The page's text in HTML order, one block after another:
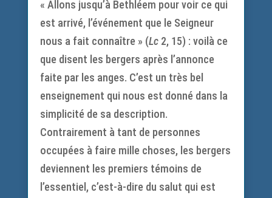
« Allons jusqu’à Bethléem pour voir ce qui
est arrivé, l’événement que le Seigneur
nous a fait connaître » (Lc2, 15) : voilà ce
que disent les bergers après l’annonce
faite par les anges. C’est un très bel
enseignement qui nous est donné dans la
simplicité de sa description.
Contrairement à tant de personnes
occupées à faire mille choses, les bergers
deviennent les premiers témoins de
l’essentiel, c’est-à-dire du salut qui est